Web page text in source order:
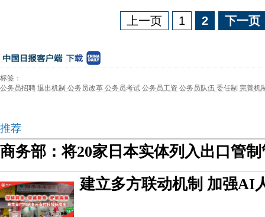
上一页 1 2 下一页
标签：
公务员招聘 退出机制 公务员改革 公务员考试 公务员工资 公务员队伍 委任制 完善机
推荐
商务部：将20家日本实体列入出口管
建立多方联动机制 加强AI